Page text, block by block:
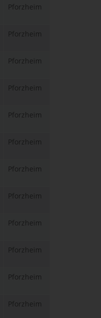
Pforzheim
Pforzheim
Pforzheim
Pforzheim
Pforzheim
Pforzheim
Pforzheim
Pforzheim
Pforzheim
Pforzheim
Pforzheim
Pforzheim